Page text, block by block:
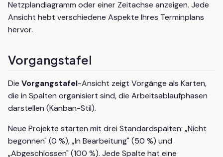
Netzplandiagramm oder einer Zeitachse anzeigen. Jede
Ansicht hebt verschiedene Aspekte Ihres Terminplans
hervor.
Vorgangstafel
Die Vorgangstafel-Ansicht zeigt Vorgänge als Karten,
die in Spalten organisiert sind, die Arbeitsablaufphasen
darstellen (Kanban-Stil).
Neue Projekte starten mit drei Standardspalten: „Nicht
begonnen" (0 %), „In Bearbeitung" (50 %) und
„Abgeschlossen" (100 %). Jede Spalte hat eine